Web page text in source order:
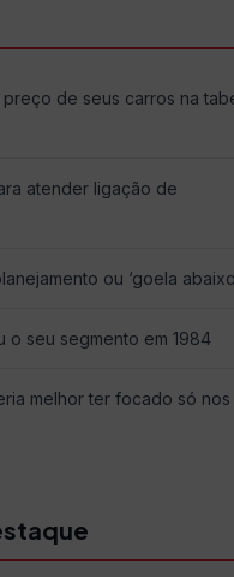
de seus carros na
atender ligação de
ou ‘goela
o seu segmento em 1984
melhor ter focado só nos